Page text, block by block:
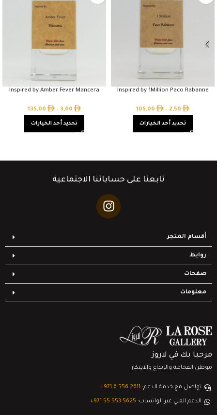
Inspired by 1Million Paco Rabanne
2,50
–
105,00
تحديد أحد الخيارات
Inspired by Amber Fever Mancera
3,00
–
135,00
تحديد أحد الخيارات
تابعنا على حساباتنا الاجتماعية
أقسام المتجر
روابط
صفحات
معلومات
مرحبا بك في لاروز
موطن الفخامة والإبداع والابتكار
تواصل مع خدمة الدعم: ‎+971 6 556 2611
الدعم الفني عبر الواتساب: ‎+971 55 553 5625